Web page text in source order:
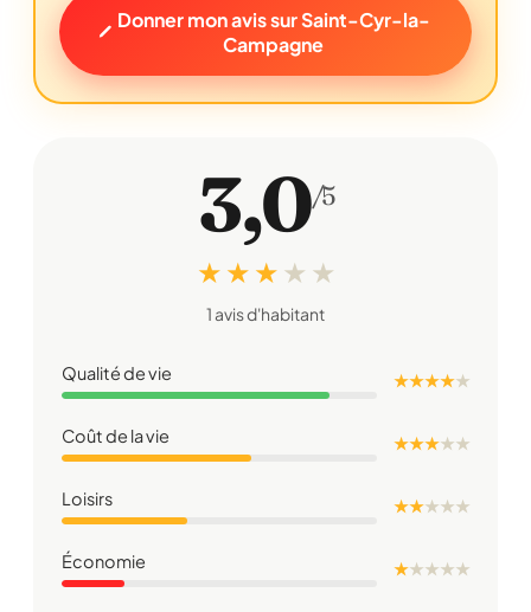
Donner mon avis sur Saint-Cyr-la-
Campagne
3,0/5
★ ★ ★ ★ ★
1 avis d'habitant
Qualité de vie ★ ★ ★ ★★
Coût de la vie ★ ★ ★★★
Loisirs ★ ★★★★
Économie ★★★★★